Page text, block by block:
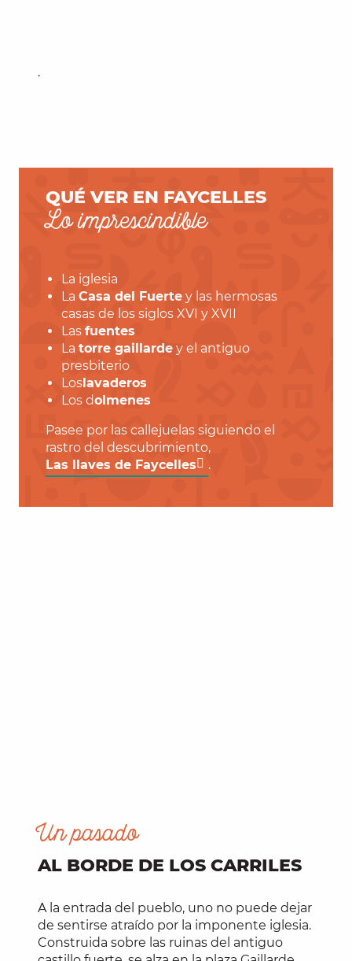
.
QUÉ VER EN FAYCELLES
Lo imprescindible
La iglesia
La Casa del Fuerte y las hermosas
casas de los siglos XVI y XVII
Las fuentes
La torre gaillarde y el antiguo
presbiterio
Loslavaderos
Los dolmenes
Pasee por las callejuelas siguiendo el
rastro del descubrimiento,
Las llaves de Faycelles
.
Un pasado
AL BORDE DE LOS CARRILES
A la entrada del pueblo, uno no puede dejar
de sentirse atraído por la imponente iglesia.
Construida sobre las ruinas del antiguo